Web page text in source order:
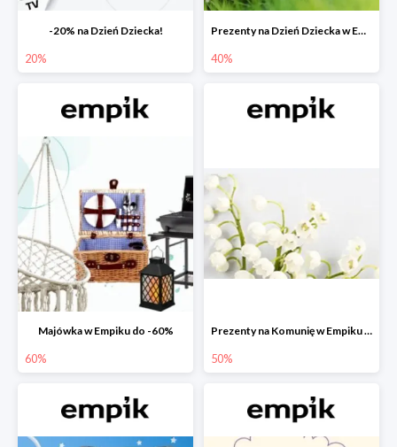
-20% na Dzień Dziecka!
20%
Prezenty na Dzień Dziecka w Empiku do -40%
40%
Majówka w Empiku do -60%
60%
Prezenty na Komunię w Empiku do -50%
50%